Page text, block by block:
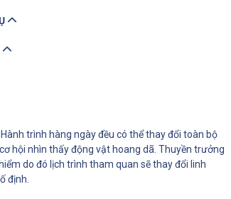
trình hàng ngày đều có thể thay đổi toàn bộ
hội nhìn thấy động vật hoang dã. Thuyền trưởng
do đó lịch trình tham quan sẽ thay đổi linh
định.